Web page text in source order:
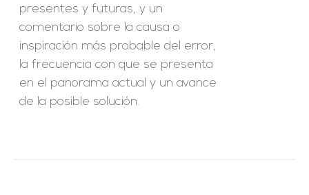
presentes y futuras, y un
comentario sobre la causa o
inspiración más probable del error,
la frecuencia con que se presenta
en el panorama actual y un avance
de la posible solución.